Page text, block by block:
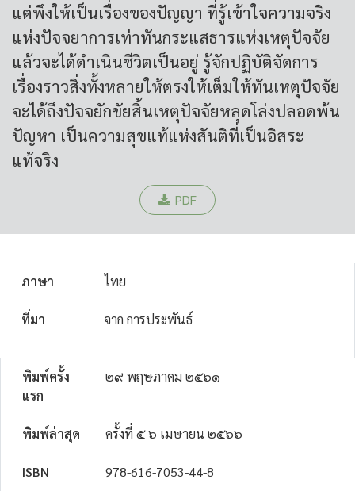
แต่พึงให้เป็นเรื่องของปัญญา ที่รู้เข้าใจความจริง
แห่งปัจจยาการเท่าทันกระแสธารแห่งเหตุปัจจัย
แล้วจะได้ดำเนินชีวิตเป็นอยู่ รู้จักปฏิบัติจัดการ
เรื่องราวสิ่งทั้งหลายให้ตรงให้เต็มให้ทันเหตุปัจจัย
จะได้ถึงปัจจยักขัยสิ้นเหตุปัจจัยหลุดโล่งปลอดพ้น
ปัญหา เป็นความสุขแท้แห่งสันติที่เป็นอิสระ
แท้จริง
PDF
ภาษา ไทย
ที่มา จาก การประพันธ์
พิมพ์ครั้ง
แรก
๒๙ พฤษภาคม ๒๕๖๑
พิมพ์ล่าสุด ครั้งที่ ๕ ๖ เมษายน ๒๕๖๖
ISBN 978-616-7053-44-8